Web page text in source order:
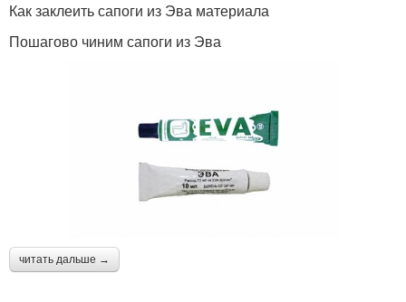
Как заклеить сапоги из Эва материала
Пошагово чиним сапоги из Эва
читать дальше →